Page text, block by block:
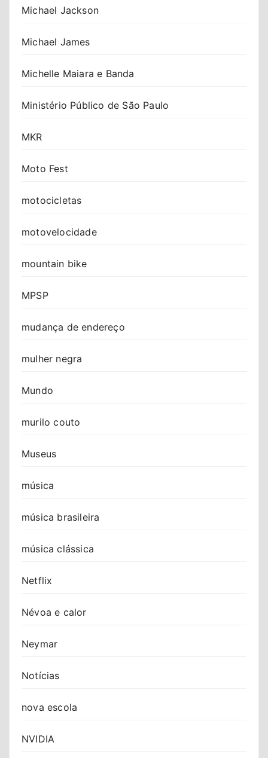
Michael Jackson
Michael James
Michelle Maiara e Banda
Ministério Público de São Paulo
MKR
Moto Fest
motocicletas
motovelocidade
mountain bike
MPSP
mudança de endereço
mulher negra
Mundo
murilo couto
Museus
música
música brasileira
música clássica
Netflix
Névoa e calor
Neymar
Notícias
nova escola
NVIDIA